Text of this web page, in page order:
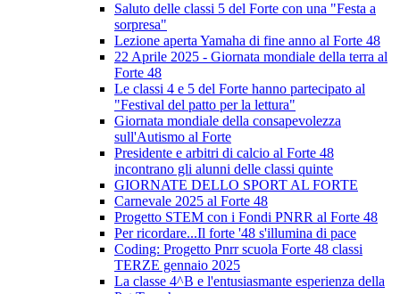
Saluto delle classi 5 del Forte con una "Festa a
sorpresa"
Lezione aperta Yamaha di fine anno al Forte 48
22 Aprile 2025 - Giornata mondiale della terra al
Forte 48
Le classi 4 e 5 del Forte hanno partecipato al
"Festival del patto per la lettura"
Giornata mondiale della consapevolezza
sull'Autismo al Forte
Presidente e arbitri di calcio al Forte 48
incontrano gli alunni delle classi quinte
GIORNATE DELLO SPORT AL FORTE
Carnevale 2025 al Forte 48
Progetto STEM con i Fondi PNRR al Forte 48
Per ricordare...Il forte '48 s'illumina di pace
Coding: Progetto Pnrr scuola Forte 48 classi
TERZE gennaio 2025
La classe 4^B e l'entusiasmante esperienza della